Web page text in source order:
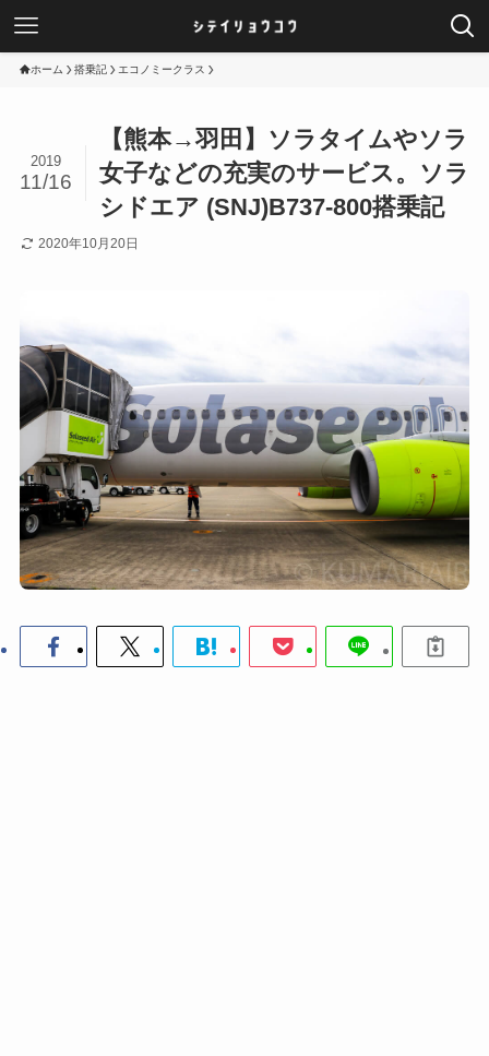
ホーム 搭乗記 エコノミークラス
【熊本→羽田】ソラタイムやソラ
女子などの充実のサービス。ソラ
シドエア (SNJ)B737-800搭乗記
2019
11/16
2020年10月20日